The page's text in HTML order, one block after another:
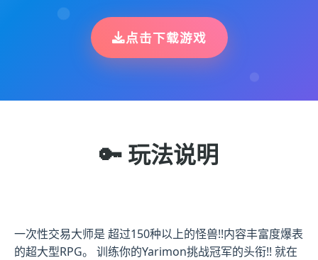
点击下载游戏
🔑 玩法说明
一次性交易大师是 超过150种以上的怪兽!!内容丰富度爆表
的超大型RPG。 训练你的Yarimon挑战冠军的头衔!! 就在